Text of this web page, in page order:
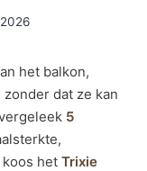
het balkon,
dat ze kan
5
het Trixie